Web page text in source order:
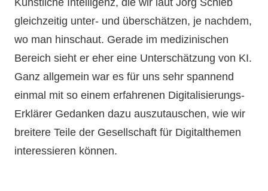
Künstliche Intelligenz, die wir laut Jörg Schieb
gleichzeitig unter- und überschätzen, je nachdem,
wo man hinschaut. Gerade im medizinischen
Bereich sieht er eher eine Unterschätzung von KI.
Ganz allgemein war es für uns sehr spannend
einmal mit so einem erfahrenen Digitalisierungs-
Erklärer Gedanken dazu auszutauschen, wie wir
breitere Teile der Gesellschaft für Digitalthemen
interessieren können.